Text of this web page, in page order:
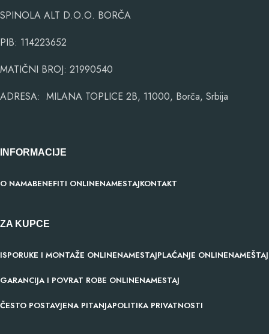
SPINOLA ALT D.O.O. BORČA
PIB: 114223652
MATIČNI BROJ: 21990540
ADRESA: MILANA TOPLICE 2B, 11000, Borča, Srbija
INFORMACIJE
O NAMABENEFITI ONLINENAMESTAJKONTAKT
ZA KUPCE
ISPORUKE I MONTAŽE ONLINENAMESTAJPLAĆANJE ONLINENAMEŠTAJ
GARANCIJA I POVRAT ROBE ONLINENAMESTAJ
ČESTO POSTAVJENA PITANJAPOLITIKA PRIVATNOSTI